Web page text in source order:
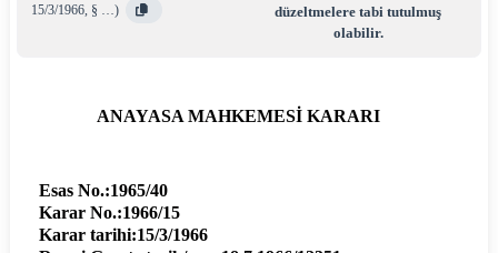
15/3/1966, § …)
düzeltmelere tabi tutulmuş
olabilir.